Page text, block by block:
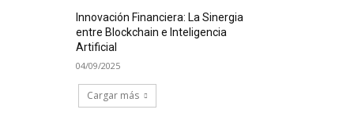
Innovación Financiera: La Sinergia
entre Blockchain e Inteligencia
Artificial
04/09/2025
Cargar más